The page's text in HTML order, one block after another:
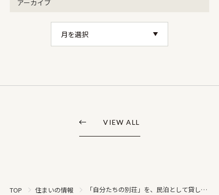
アーカイブ
VIEW ALL
TOP 住まいの情報
「自分たちの別荘」を、民泊として貸し出